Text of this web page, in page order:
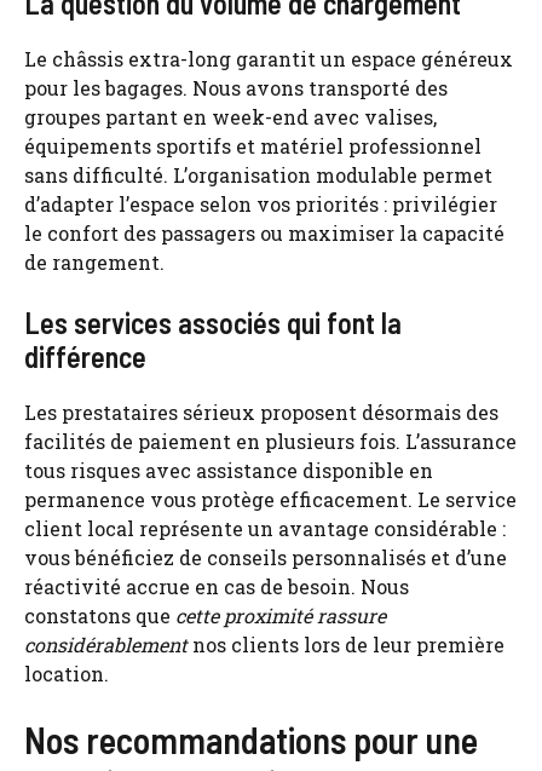
Le châssis extra-long garantit un espace généreux
pour les bagages. Nous avons transporté des
groupes partant en week-end avec valises,
équipements sportifs et matériel professionnel
sans difficulté. L’organisation modulable permet
d’adapter l’espace selon vos priorités : privilégier
le confort des passagers ou maximiser la capacité
de rangement.
Les services associés qui font la
différence
Les prestataires sérieux proposent désormais des
facilités de paiement en plusieurs fois. L’assurance
tous risques avec assistance disponible en
permanence vous protège efficacement. Le service
client local représente un avantage considérable :
vous bénéficiez de conseils personnalisés et d’une
réactivité accrue en cas de besoin. Nous
constatons que cette proximité rassure
considérablementnos clients lors de leur première
location.
Nos recommandations pour une